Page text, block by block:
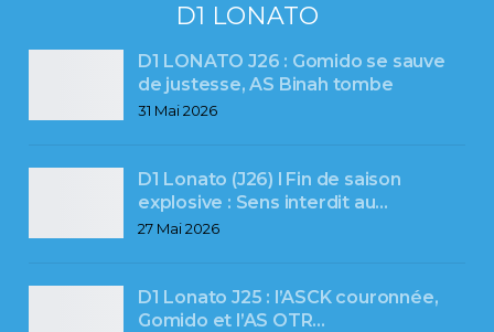
D1 LONATO
D1 LONATO J26 : Gomido se sauve
de justesse, AS Binah tombe
31 Mai 2026
D1 Lonato (J26) l Fin de saison
explosive : Sens interdit au…
27 Mai 2026
D1 Lonato J25 : l’ASCK couronnée,
Gomido et l’AS OTR…